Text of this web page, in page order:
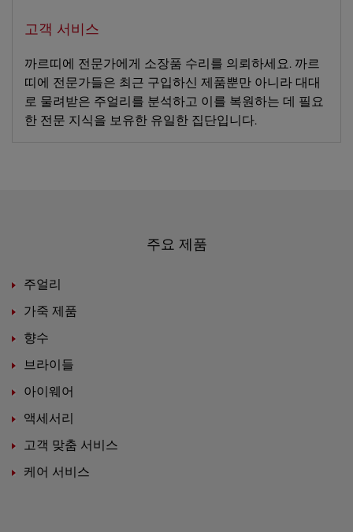
고객 서비스
까르띠에 전문가에게 소장품 수리를 의뢰하세요. 까르
띠에 전문가들은 최근 구입하신 제품뿐만 아니라 대대
로 물려받은 주얼리를 분석하고 이를 복원하는 데 필요
한 전문 지식을 보유한 유일한 집단입니다.
주요 제품
주얼리
가죽 제품
향수
브라이들
아이웨어
액세서리
고객 맞춤 서비스
케어 서비스